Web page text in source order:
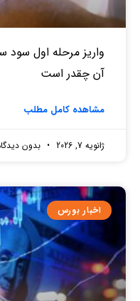
آن چقدر است
مشاهده کامل مطلب
ژانویه 7, 2026 بدون
اخبار بورس